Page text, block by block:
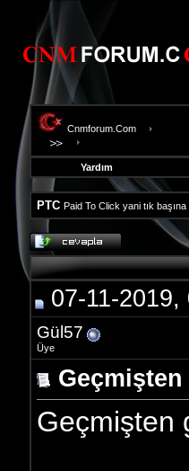
Cnmforum.Com
Yardım
PTC Paid To Click yani tık
evooli
fethiye
escort
gaziantep
escort
gaziantep
escort
07-11-2019,
Gül57
Üye
Geçmişten